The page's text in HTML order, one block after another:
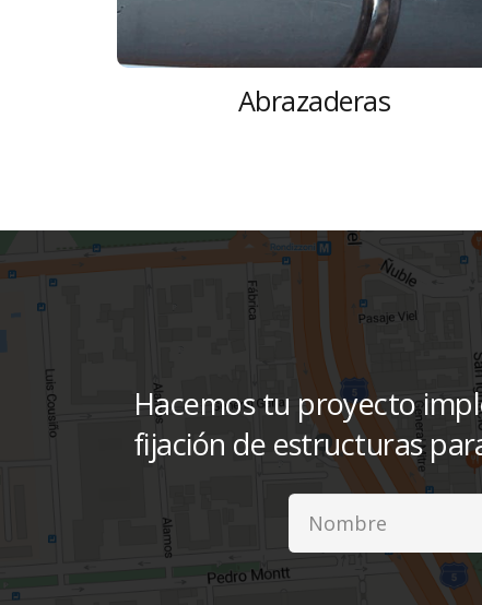
Abrazaderas
Hacemos tu proyecto
fijación de estructuras